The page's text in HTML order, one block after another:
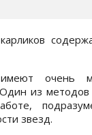
очень
из
звезд.